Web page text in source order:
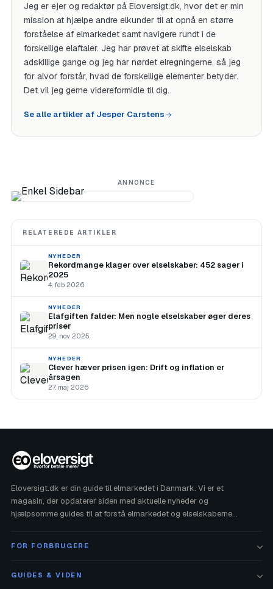
Jeg er ejer og redaktør på Eloversigt.dk, hvor det er min
mission at hjælpe andre elkunder til at opnå en større
forståelse af elmarkedet samt navigere rundt i de
forskellige elaftaler. Jeg har prøvet at skifte elselskab
adskillige gange og jeg har nørdet elregningerne, så jeg
for alvor forstår, hvad de forskellige elementer betyder.
Det vil jeg gerne videreformidle til dig.
Se alle artikler af Jesper Carstens
ANNONCE
RELATEREDE ARTIKLER
NYHEDER
Rekordmange klager over elselskaber: 452 sager i
2025
4. feb 2026
NYHEDER
Elafgiften falder: Men nogle elselskaber øger deres
priser
29. nov 2025
NYHEDER
Clever hæver prisen igen: Drift og inflation er
årsagen
27. maj 2026
Eloversigt.dk er din guide til elmarkedet i Danmark. Vi er et
magasin, der opdaterer siden med aktuelle nyheder og
hjælpsomme guides til at forstå elmarkedet og elselskaberne
FOR FORBRUGERE
GUIDES & VIDEN